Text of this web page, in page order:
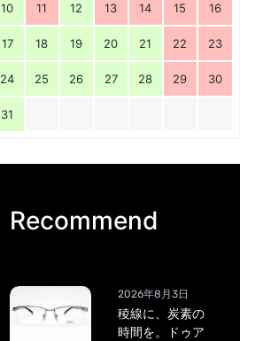
10 11 12 13 14 15 16
17 18 19 20 21 22 23
24 25 26 27 28 29 30
31
Recommend
2026年8月3日
稜線に、炭素の
時間を。ドゥア